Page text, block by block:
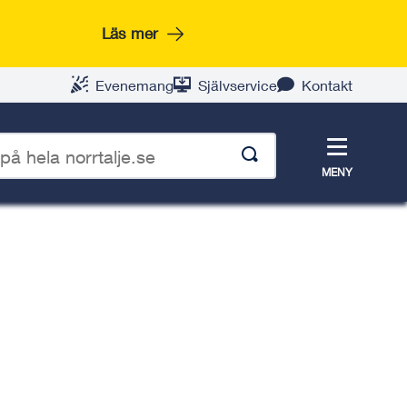
Läs mer
Evenemang Självservice Kontakt
Meny
MENY